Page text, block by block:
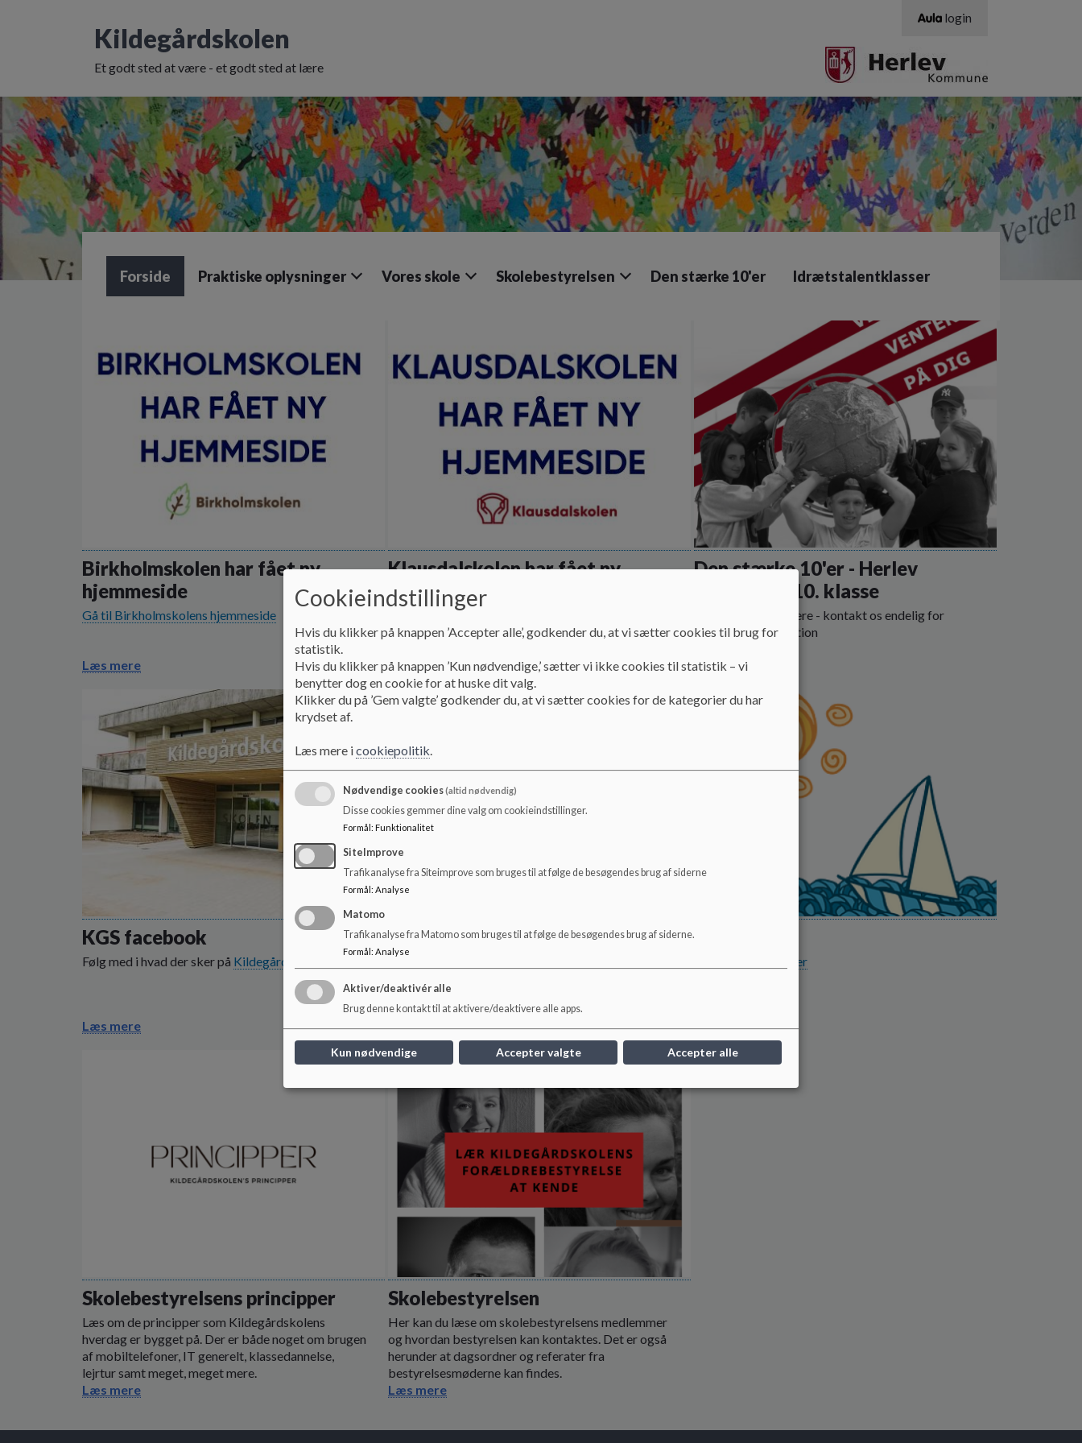
v
e
d
i
n
l
d
Kildegårdskolen
Et godt sted at være - et godt sted at lære
login
Forside Praktiske oplysninger Vores skole Skolebestyrelsen Den stærke 10'er Idrætstalentklasser
Birkholmskolen har fået ny
hjemmeside
Gå til Birkholmskolens hjemmeside
Læs mere
Klausdalskolen har fået ny
hjemmeside
Gå til Klausdalskolens hjemmeside
Læs mere
Den stærke 10'er - Herlev
kommunes 10. klasse
Her kan du læse mere - kontakt os endelig for
yderligere information
Læs mere
KGS facebook
Følg med i hvad der sker på Kildegårdskolen
Læs mere
KGS - en rettighedsskole
I 2017 blev Kildegårdskolen certificeret som en
Læs mere
her
Læs mere
Skolebestyrelsens principper
Læs om de principper som Kildegårdskolens
hverdag er bygget på. Der er både noget om brugen
af mobiltelefoner, IT generelt, klassedannelse,
lejrtur samt meget, meget mere.
Læs mere
Skolebestyrelsen
Her kan du læse om skolebestyrelsens medlemmer
og hvordan bestyrelsen kan kontaktes. Det er også
herunder at dagsordner og referater fra
bestyrelsesmøderne kan findes.
Læs mere
Cookieindstillinger
Hvis du klikker på knappen ’Accepter alle’, godkender du, at vi sætter cookies til brug for
statistik.
Hvis du klikker på knappen ’Kun nødvendige,’ sætter vi ikke cookies til statistik – vi
benytter dog en cookie for at huske dit valg.
Klikker du på ’Gem valgte’ godkender du, at vi sætter cookies for de kategorier du har
krydset af.
Læs mere icookiepolitik.
Nødvendige cookies(altid nødvendig)
Disse cookies gemmer dine valg om cookieindstillinger.
Formål : Funktionalitet
SiteImprove
Trafikanalyse fra Siteimprove som bruges til at følge de besøgendes brug af siderne
Formål : Analyse
Matomo
Trafikanalyse fra Matomo som bruges til at følge de besøgendes brug af siderne.
Formål: Analyse
Aktiver/deaktivér alle
Brug denne kontakt til at aktivere/deaktivere alle apps.
Kun nødvendige Accepter valgte Accepter alle